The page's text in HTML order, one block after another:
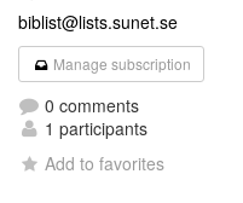
biblist@lists.sunet.se
Manage subscription
0 comments
1 participants
Add to favorites